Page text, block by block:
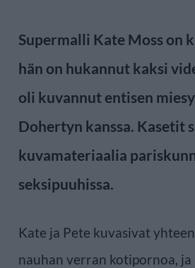
Supermalli Kate Moss on
hän on hukannut kaksi
oli kuvannut entisen
Dohertyn kanssa. Kasetit
kuvamateriaalia
seksipuuhissa.
Kate ja Pete kuvasivat
nauhan verran kotipornoa,